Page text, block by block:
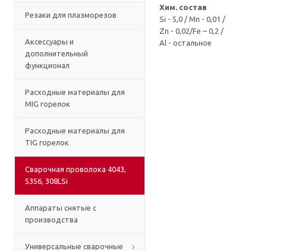
Резаки для плазморезов
Аксессуары и
дополнительный
функционал
Расходные материалы для
MIG горелок
Расходные материалы для
TIG горелок
Сварочная проволока 4043,
5356, 308LSi
Аппараты снятые с
производства
Универсальные сварочные
Хим. состав
Si - 5,0 / Mn - 0,01 /
Zn - 0,02/Fe – 0,2 /
Al - остальное